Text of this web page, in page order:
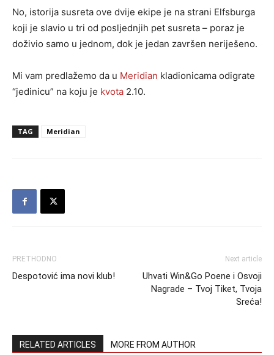
No, istorija susreta ove dvije ekipe je na strani Elfsburga
koji je slavio u tri od posljednjih pet susreta – poraz je
doživio samo u jednom, dok je jedan završen neriješeno.
Mi vam predlažemo da u Meridian kladionicama odigrate
“jedinicu” na koju je kvota 2.10.
TAG Meridian
PRETHODNO
Despotović ima novi klub!
Next article
Uhvati Win&Go Poene i Osvoji
Nagrade – Tvoj Tiket, Tvoja
Sreća!
RELATED ARTICLES MORE FROM AUTHOR